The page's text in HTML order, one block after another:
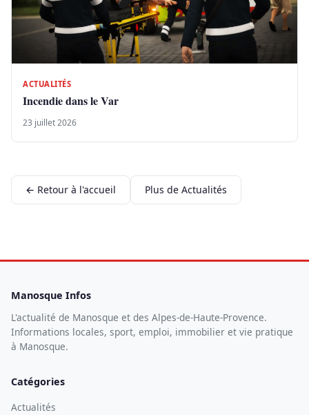
ACTUALITÉS
Incendie dans le Var
23 juillet 2026
← Retour à l'accueil Plus de Actualités
Manosque Infos
L'actualité de Manosque et des Alpes-de-Haute-Provence.
Informations locales, sport, emploi, immobilier et vie pratique
à Manosque.
Catégories
Actualités